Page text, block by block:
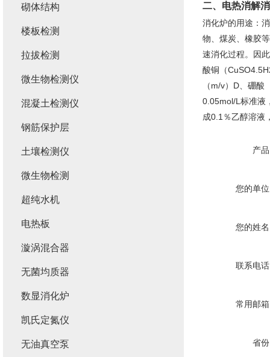
二、 电热消解
消化炉的用途：
物、煤炭、橡胶
速消化过程。因
酸铜（
（m/v）D、硼
0.05mol/L标准液
成0.1％乙醇溶液
产
您的单
您的姓
联系电
常用邮
省
砌体结构
楼板检测
拉拔检测
微生物检测仪
混凝土检测仪
钢筋保护层
土壤检测仪
微生物检测
超纯水机
电热板
漩涡混合器
无菌均质器
数显消化炉
凯氏定氮仪
无油真空泵